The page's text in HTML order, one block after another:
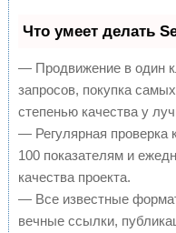
Что умеет делать
— Продвижение в один
запросов, покупка
степенью качества у
— Регулярная проверка
100 показателям и
качества проекта.
— Все известные
вечные ссылки,